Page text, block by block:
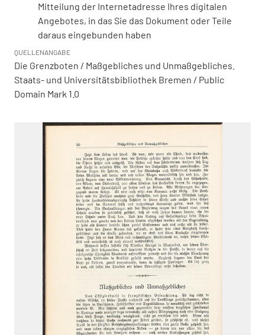
Mitteilung der Internetadresse Ihres digitalen
Angebotes, in das Sie das Dokument oder Teile
daraus eingebunden haben
QUELLENANGABE
Die Grenzboten / Maßgebliches und Unmaßgebliches.
Staats- und Universitätsbibliothek Bremen / Public
Domain Mark 1.0